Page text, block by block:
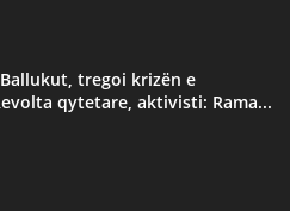
tregoi krizën e
qytetare, aktivisti: Rama...